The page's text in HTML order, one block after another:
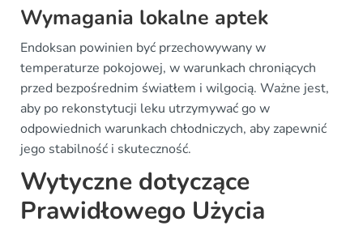
Wymagania lokalne aptek
Endoksan powinien być przechowywany w
temperaturze pokojowej, w warunkach chroniących
przed bezpośrednim światłem i wilgocią. Ważne jest,
aby po rekonstytucji leku utrzymywać go w
odpowiednich warunkach chłodniczych, aby zapewnić
jego stabilność i skuteczność.
Wytyczne dotyczące
Prawidłowego Użycia